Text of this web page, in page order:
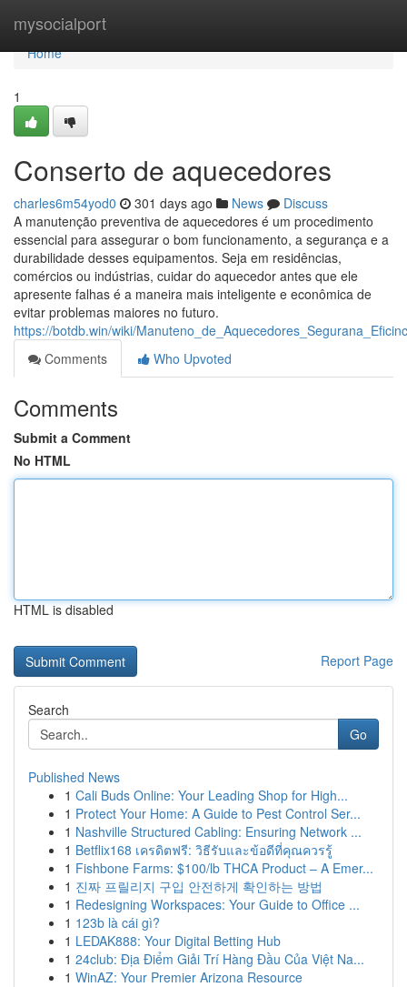
mysocialport
Home
Home
1
Conserto de aquecedores
charles6m54yod0 301 days ago News
Discuss
A manutenção preventiva de aquecedores é um procedimento
essencial para assegurar o bom funcionamento, a segurança e a
durabilidade desses equipamentos. Seja em residências,
comércios ou indústrias, cuidar do aquecedor antes que ele
apresente falhas é a maneira mais inteligente e econômica de
evitar problemas maiores no futuro.
https://botdb.win/wiki/
Comments
Who Upvoted
Comments
Submit a Comment
No HTML
HTML is disabled
Report Page
Search
Go
Published News
1 Cali Buds Online: Your Leading Shop for High...
1 Protect Your Home: A Guide to Pest Control Ser...
1 Nashville Structured Cabling: Ensuring Network ...
1 Betflix168 เครดิตฟรี: วิธีรับและข้อดีที่คุณควรรู้
1 Fishbone Farms: $100/lb THCA Product – A Emer...
1 진짜 프릴리지 구입 안전하게 확인하는 방법
1 Redesigning Workspaces: Your Guide to Office ...
1 123b là cái gì?
1 LEDAK888: Your Digital Betting Hub
1 24club: Địa Điểm Giải Trí Hàng Đầu Của Việt Na...
1 WinAZ: Your Premier Arizona Resource